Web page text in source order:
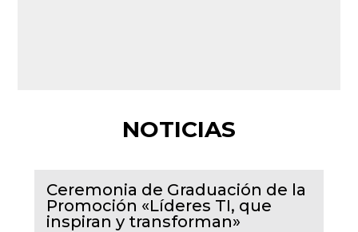
NOTICIAS
Ceremonia de Graduación de la
Promoción «Líderes TI, que
inspiran y transforman»